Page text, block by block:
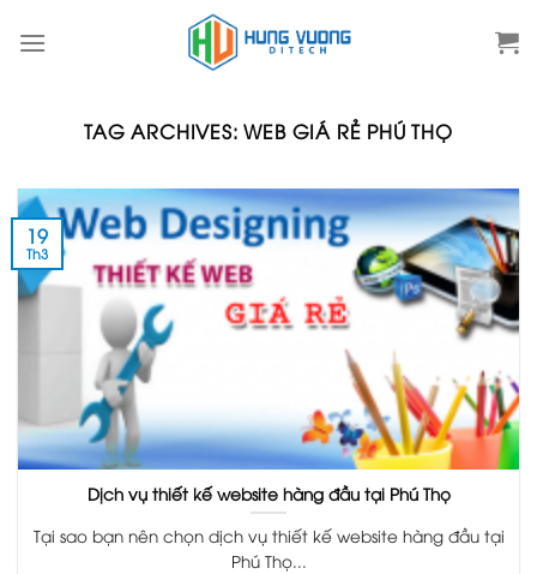
TAG ARCHIVES:WEB GIÁ RẺ PHÚ THỌ
Dịch vụ thiết kế website hàng đầu tại Phú Thọ
Tại sao bạn nên chọn dịch vụ thiết kế website hàng đầu tại
Phú Thọ...
19
Th3